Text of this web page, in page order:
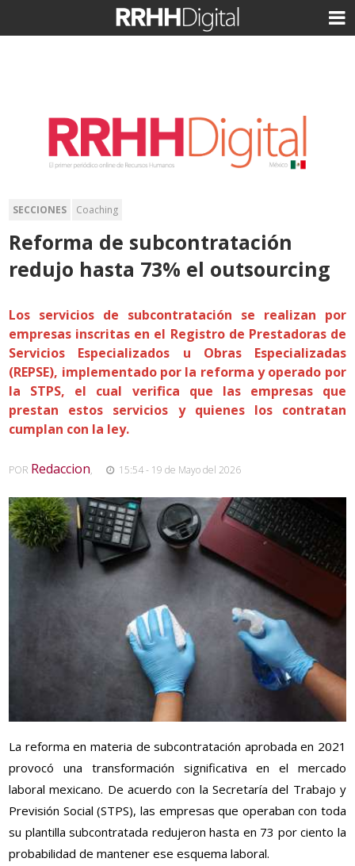
SECCIONES Coaching
Reforma de subcontratación
redujo hasta 73% el outsourcing
Los servicios de subcontratación se realizan por
empresas inscritas en el Registro de Prestadoras de
Servicios Especializados u Obras Especializadas
(REPSE), implementado por la reforma y operado por
la STPS, el cual verifica que las empresas que
prestan estos servicios y quienes los contratan
cumplan con la ley.
POR Redaccion, 15:54 - 19 de Mayo del 2026
La reforma en materia de subcontratación aprobada en 2021
provocó una transformación significativa en el mercado
laboral mexicano. De acuerdo con la Secretaría del Trabajo y
Previsión Social (STPS), las empresas que operaban con toda
su plantilla subcontratada redujeron hasta en 73 por ciento la
probabilidad de mantener ese esquema laboral.